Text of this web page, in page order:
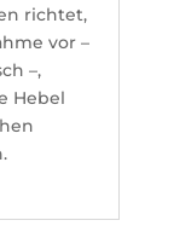
richtet,
vor –
–,
Hebel